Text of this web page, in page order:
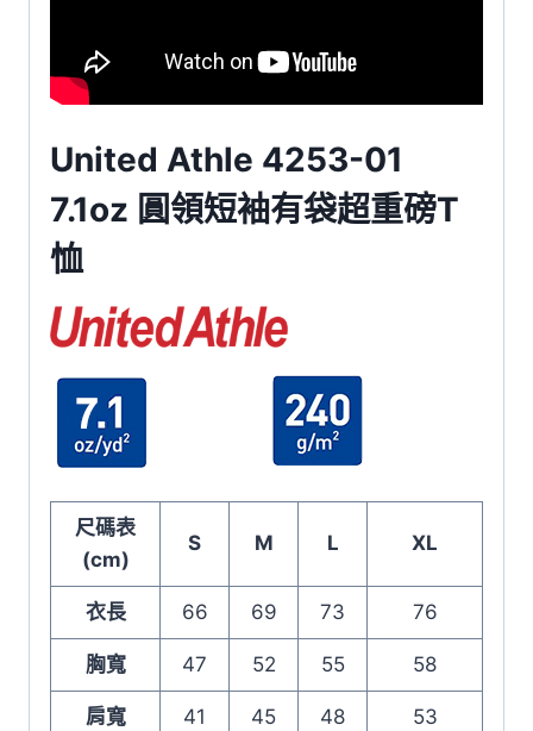
United Athle 4253-01
7.1oz 圓領短袖有袋超重磅T
恤
尺碼表
(cm)
S M L XL
衣長 66 69 73 76
胸寬 47 52 55 58
肩寬 41 45 48 53